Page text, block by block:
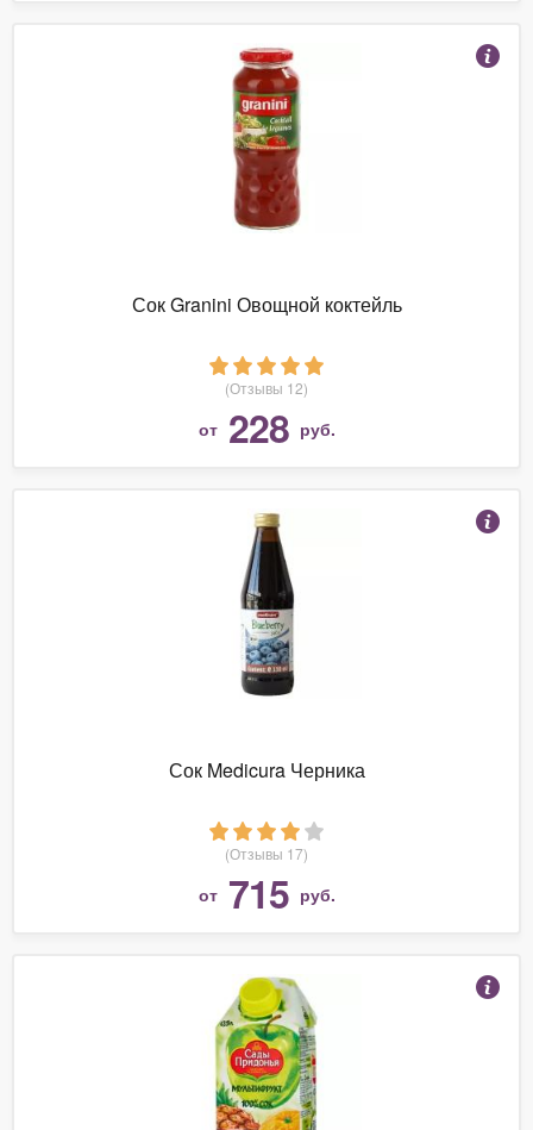
Сок Granini Овощной коктейль
(Отзывы 12)
от 228 руб.
Сок Medicura Черника
(Отзывы 17)
от 715 руб.